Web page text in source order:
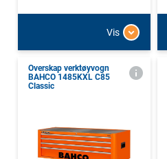
Vis
Overskap verktøyvogn
BAHCO 1485KXL C85
Classic